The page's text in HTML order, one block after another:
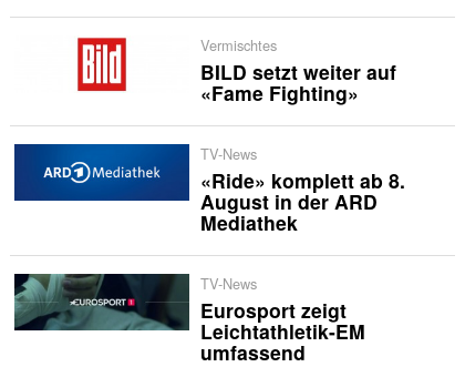
Vermischtes
BILD setzt weiter auf
«Fame Fighting»
TV-News
«Ride» komplett ab 8.
August in der ARD
Mediathek
TV-News
Eurosport zeigt
Leichtathletik-EM
umfassend